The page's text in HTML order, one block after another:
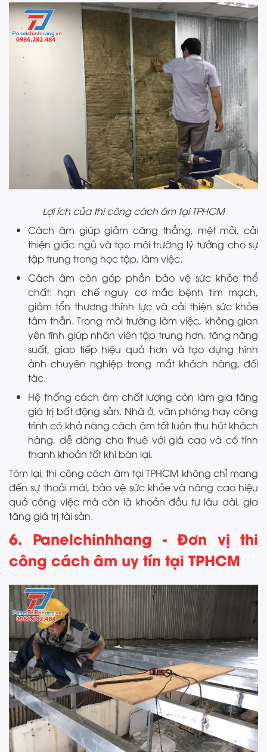
Lợi ích của thi công cách âm tại TPHCM
Cách âm giúp giảm căng thẳng, mệt mỏi, cải
thiện giấc ngủ và tạo môi trường lý tưởng cho sự
tập trung trong học tập, làm việc.
Cách âm còn góp phần bảo vệ sức khỏe thể
chất: hạn chế nguy cơ mắc bệnh tim mạch,
giảm tổn thương thính lực và cải thiện sức khỏe
tâm thần. Trong môi trường làm việc, không gian
yên tĩnh giúp nhân viên tập trung hơn, tăng năng
suất, giao tiếp hiệu quả hơn và tạo dựng hình
ảnh chuyên nghiệp trong mắt khách hàng, đối
tác.
Hệ thống cách âm chất lượng còn làm gia tăng
giá trị bất động sản. Nhà ở, văn phòng hay công
trình có khả năng cách âm tốt luôn thu hút khách
hàng, dễ dàng cho thuê với giá cao và có tính
thanh khoản tốt khi bán lại.
Tóm lại, thi công cách âm tại TPHCM không chỉ mang
đến sự thoải mái, bảo vệ sức khỏe và nâng cao hiệu
quả công việc mà còn là khoản đầu tư lâu dài, gia
tăng giá trị tài sản.
6. Panelchinhhang - Đơn vị thi
công cách âm uy tín tại TPHCM